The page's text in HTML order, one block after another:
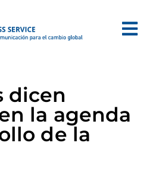
dicen
la agenda
de la